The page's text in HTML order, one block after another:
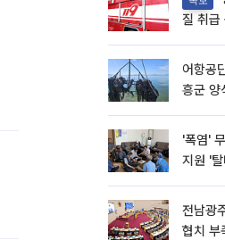
질 취급
어항공
흥군 양
'폭염'
지원 '
전남광
협치 부